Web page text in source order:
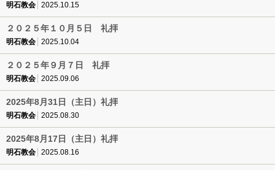
明石教会 2025.10.15
２０２５年１０月５日 礼拝
明石教会 2025.10.04
２０２５年９月７日 礼拝
明石教会 2025.09.06
2025年8月31日（主日）礼拝
明石教会 2025.08.30
2025年8月17日（主日）礼拝
明石教会 2025.08.16